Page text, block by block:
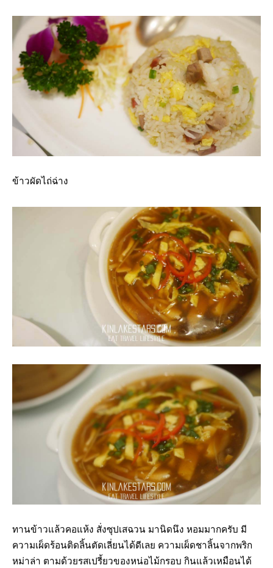
ข้าวผัดไถ่ฉ่าง
ทานข้าวแล้วคอแห้ง สั่งซุปเสฉวน มานิดนึง หอมมากครับ มี
ความเผ็ดร้อนติดลิ้นตัดเลี่ยนได้ดีเลย ความเผ็ดชาลิ้นจากพริก
หม่าล่า ตามด้วยรสเปรี้ยวของหน่อไม้กรอบ กินแล้วเหมือนได้